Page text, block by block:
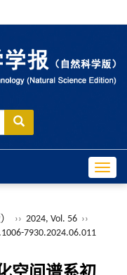
›› 2024, Vol. 56 ››
7930.2024.06.011